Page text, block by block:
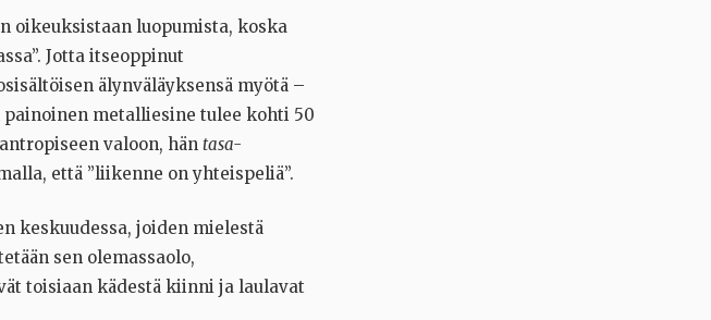
oikeuksistaan luopumista, koska
Jotta itseoppinut
älynväläyksensä myötä –
metalliesine tulee kohti 50
valoon, hän tasa-
että ”liikenne on yhteispeliä”.
keskuudessa, joiden mielestä
sen olemassaolo,
toisiaan kädestä kiinni ja laulavat